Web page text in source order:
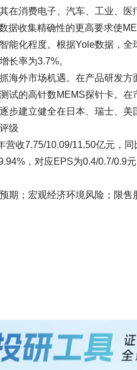
在消费电子、汽车、工业、
据收集精确性的更高要求使
能化程度。根据Yole数据，
长率为3.7%。
海外市场机遇。在产品研发
试的高针数MEMS探针卡。
步建立健全在日本、瑞士、
级
营收7.75/10.09/11.50亿元，
，对应EPS为0.4/0.7/0.9
期；宏观经济环境风险；限售